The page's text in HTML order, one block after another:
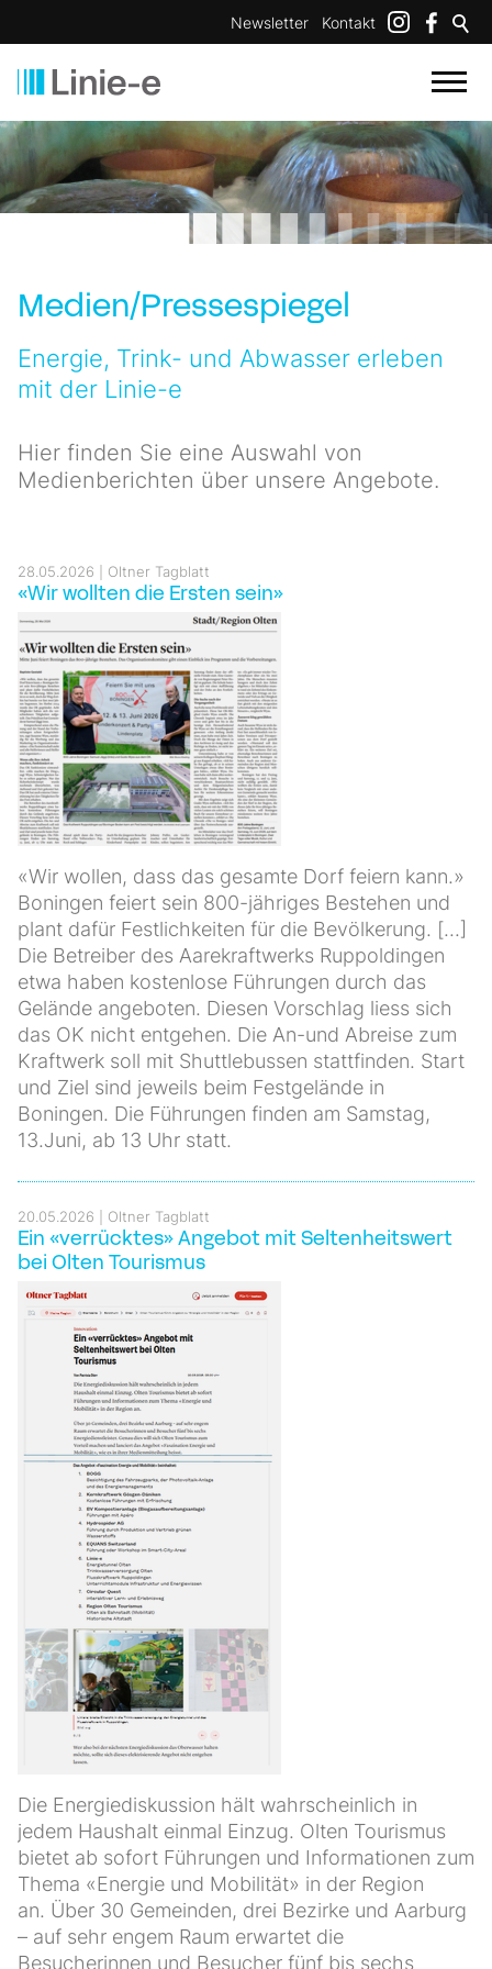
Newsletter Kontakt
Medien/Pressespiegel
Energie, Trink- und Abwasser erleben
mit der Linie-e
Hier finden Sie eine Auswahl von
Medienberichten über unsere Angebote.
28.05.2026 Oltner Tagblatt
«Wir wollten die Ersten sein»
«Wir wollen, dass das gesamte Dorf feiern kann.»
Boningen feiert sein 800-jähriges Bestehen und
plant dafür Festlichkeiten für die Bevölkerung. [...]
Die Betreiber des Aarekraftwerks Ruppoldingen
etwa haben kostenlose Führungen durch das
Gelände angeboten. Diesen Vorschlag liess sich
das OK nicht entgehen. Die An-und Abreise zum
Kraftwerk soll mit Shuttlebussen stattfinden. Start
und Ziel sind jeweils beim Festgelände in
Boningen. Die Führungen finden am Samstag,
13.Juni, ab 13 Uhr statt.
20.05.2026 Oltner Tagblatt
Ein «verrücktes» Angebot mit Seltenheitswert
bei Olten Tourismus
Die Energiediskussion hält wahrscheinlich in
jedem Haushalt einmal Einzug. Olten Tourismus
bietet ab sofort Führungen und Informationen zum
Thema «Energie und Mobilität» in der Region
an. Über 30 Gemeinden, drei Bezirke und Aarburg
– auf sehr engem Raum erwartet die
Besucherinnen und Besucher fünf bis sechs